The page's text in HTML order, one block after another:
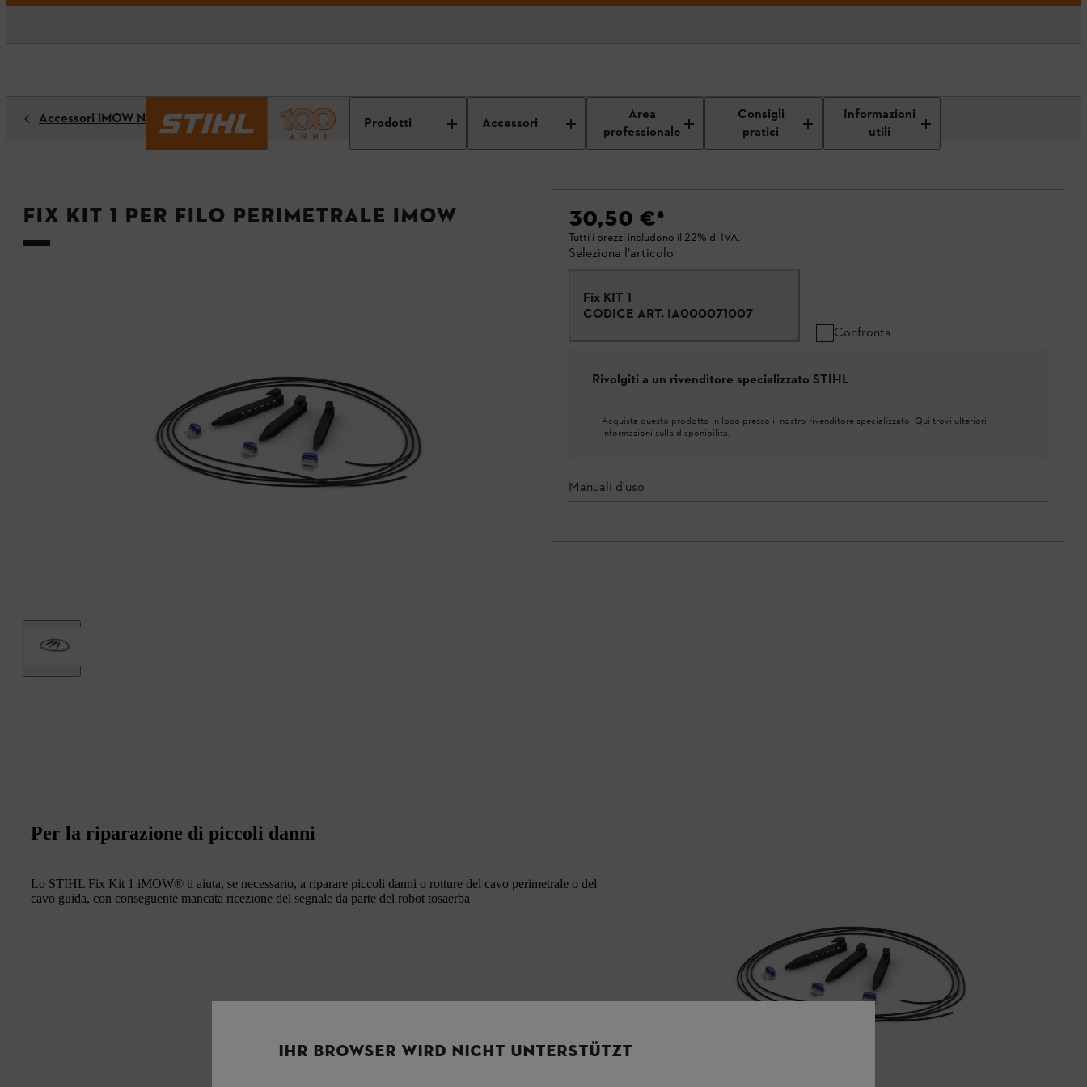
Prodotti Accessori
Area
professionale
Consigli
pratici
Informazioni
utili
Accessori iMOW New Generation
Fix KIT 1 per filo perimetrale iMOW 30,50 €*
Tutti i prezzi includono il 22% di IVA.
Seleziona l'articolo
Fix KIT 1
CODICE ART. IA000071007
Confronta
Rivolgiti a un rivenditore specializzato STIHL
Acquista questo prodotto in loco presso il nostro rivenditore specializzato. Qui trovi ulteriori
informazioni sulla disponibilità.
Manuali d'uso
Per la riparazione di piccoli danni
Lo STIHL Fix Kit 1 iMOW® ti aiuta, se necessario, a riparare piccoli danni o rotture del cavo perimetrale o del
cavo guida, con conseguente mancata ricezione del segnale da parte del robot tosaerba
IHR BROWSER WIRD NICHT UNTERSTÜTZT